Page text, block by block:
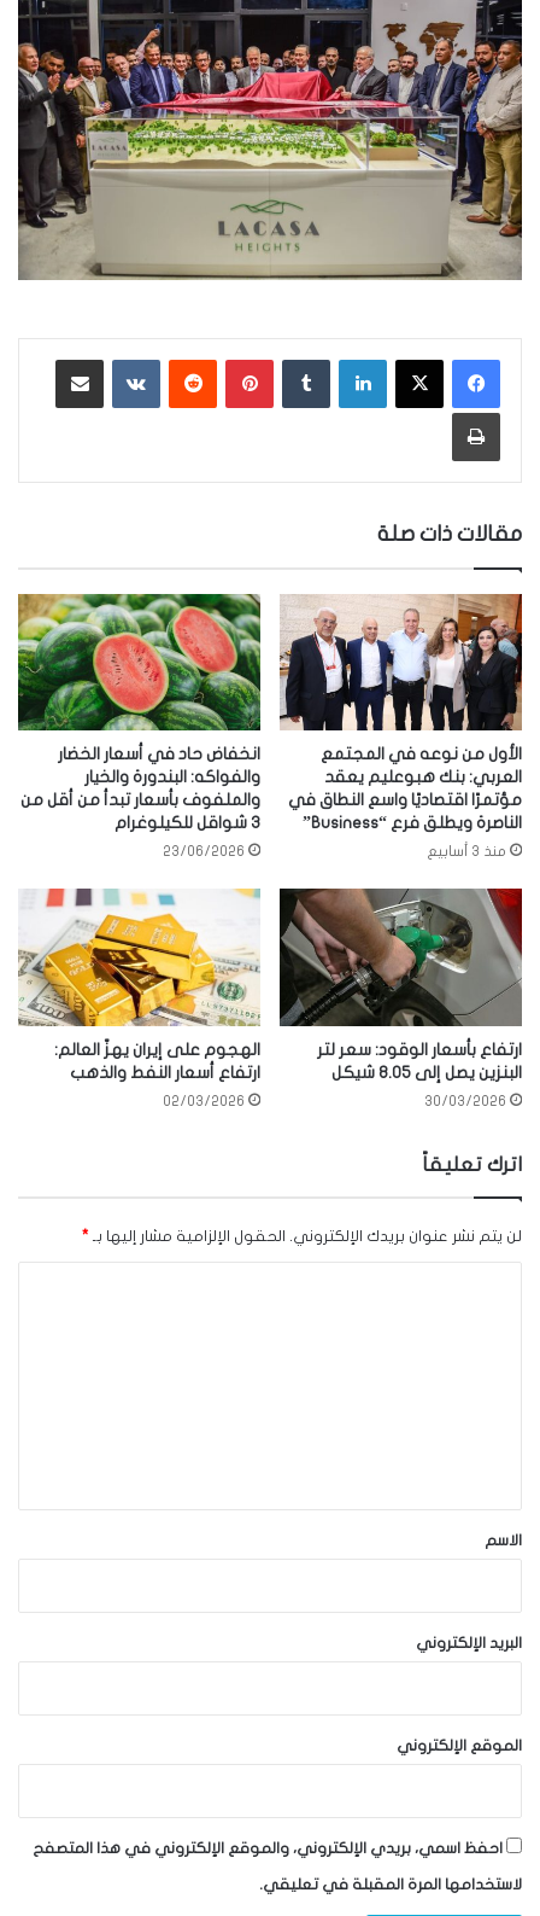
لينكدإن بينتيريست ‏VKontakte
طباعة
مقالات ذات صلة
الأول من نوعه في المجتمع
العربي: بنك هبوعليم يعقد
مؤتمرًا اقتصاديًا واسع النطاق في
الناصرة ويطلق فرع “Business”
منذ 3 أسابيع
انخفاض حاد في أسعار الخضار
والفواكه: البندورة والخيار
والملفوف بأسعار تبدأ من أقل من
3 شواقل للكيلوغرام
23/06/2026
ارتفاع بأسعار الوقود: سعر لتر
البنزين يصل إلى 8.05 شيكل
30/03/2026
الهجوم على إيران يهزّ العالم:
ارتفاع أسعار النفط والذهب
02/03/2026
اترك تعليقاً
لن يتم نشر عنوان بريدك الإلكتروني. الحقول الإلزامية مشار إليها بـ *
*
الاسم
البريد الإلكتروني
الموقع الإلكتروني
احفظ اسمي، بريدي الإلكتروني، والموقع الإلكتروني في هذا المتصفح
لاستخدامها المرة المقبلة في تعليقي.